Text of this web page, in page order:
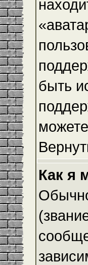
быть
Как я